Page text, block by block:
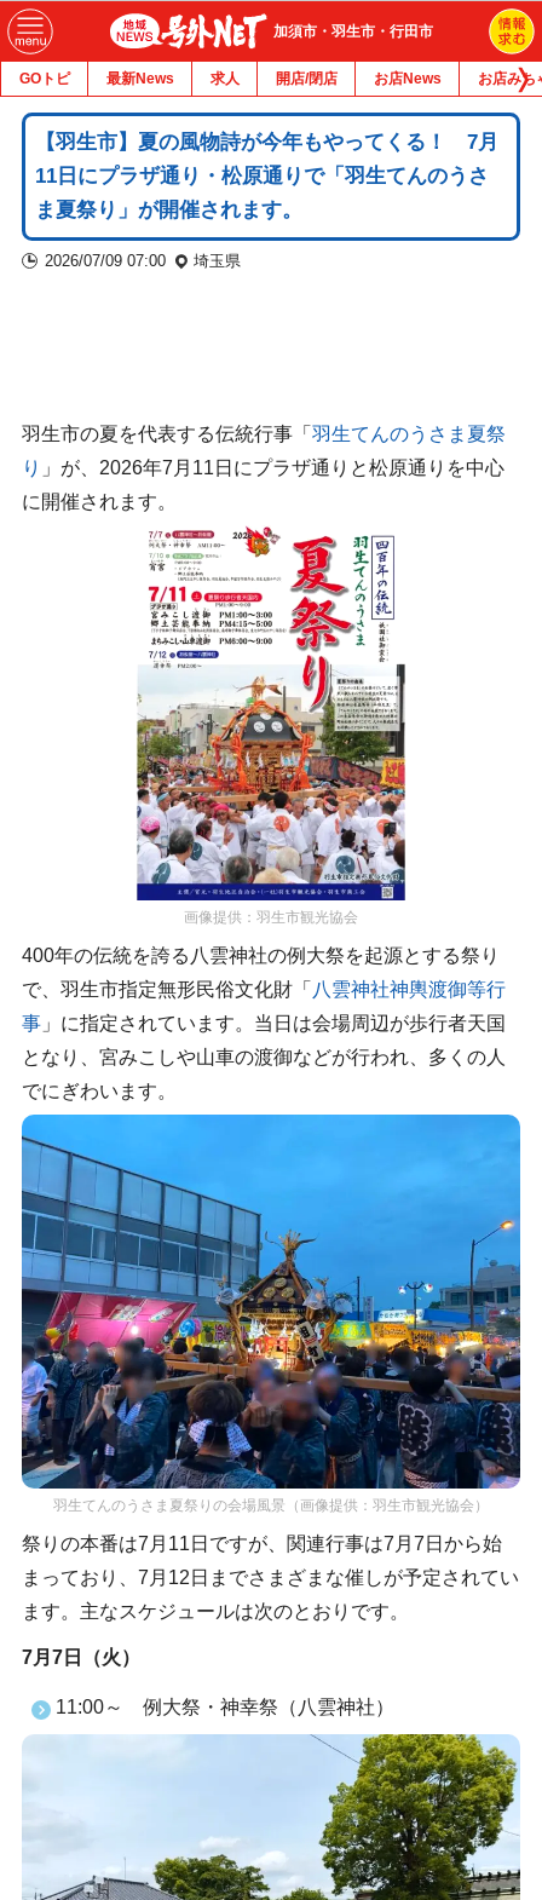
加須市・羽生市・行田市
GOトピ 最新News 求人 開店/閉店 お店News お店みち
【羽生市】夏の風物詩が今年もやってくる！ 7月
11日にプラザ通り・松原通りで「羽生てんのうさ
ま夏祭り」が開催されます。
2026/07/09 07:00 埼玉県
羽生市の夏を代表する伝統行事「 羽生てんのうさま夏祭
り 」が、2026年7月11日にプラザ通りと松原通りを中心
に開催されます。
画像提供：羽生市観光協会
400年の伝統を誇る八雲神社の例大祭を起源とする祭り
で、羽生市指定無形民俗文化財「 八雲神社神輿渡御等行
事」に指定されています。当日は会場周辺が歩行者天国
となり、宮みこしや山車の渡御などが行われ、多くの人
でにぎわいます。
羽生てんのうさま夏祭りの会場風景（画像提供：羽生市観光協会）
祭りの本番は7月11日ですが、関連行事は7月7日から始
まっており、7月12日までさまざまな催しが予定されてい
ます。主なスケジュールは次のとおりです。
7月7日（火）
11:00～ 例大祭・神幸祭（八雲神社）